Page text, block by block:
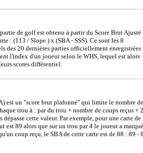
de golf est obtenu à partir du Score Brut Ajusté
: (113 / Slope ) x (SBA - SSS). Ce sont les 8
des 20 dernières parties officiellement enregistrées
l'index d'un joueur selon le WHS, lequel est alors
scores différentiel.
est un "score brut plafonné" qui limite le nombre de
trou à : par du trou + nombre de coups reçus + 2
cette valeur. Par exemple, pour une carte de
est 89 alors que sur un trou par 4 le joueur a marqué
coup reçu, le SBA de cette carte est de 88 : 89 -